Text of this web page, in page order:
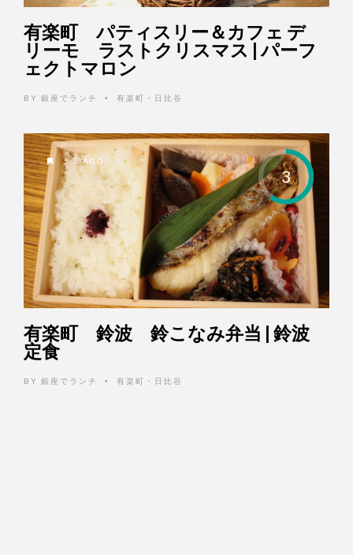
有楽町 パティスリー＆カフェ デ
リーモ ラストクリスマス | パーフ
ェクトマロン
BY 銀座でランチ • 有楽町・日比谷
3
5年 AGO
有楽町 鈴波 鈴こなみ弁当 | 鈴波
定食
BY 銀座でランチ • 有楽町・日比谷